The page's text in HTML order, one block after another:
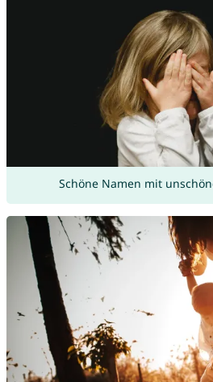
Schöne Namen mit